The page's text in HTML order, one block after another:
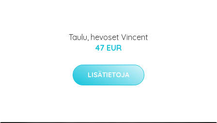
Taulu, hevoset Vincent
47 EUR
LISÄTIETOJA